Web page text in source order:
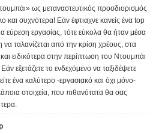
ως μεταναστευτικός προσδιορισμός
και συχνότερα! Εάν έφτιαχνε κανείς ένα top
εύρεση εργασίας, τότε εύκολα θα ήταν μέσα
ταλανίζεται από την κρίση χρέους, στα
ειδικότερα στην περίπτωση του Ντουμπάι
εξετάζετε το ενδεχόμενο να ταξιδέψετε
ένα καλύτερο -εργασιακό και όχι μόνο-
στοιχεία, που πιθανότατα θα σας